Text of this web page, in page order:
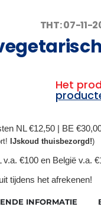
THT: 07-11-
Het
NL €12,50 | BE
IJskoud thuisbezorgd!)
v.a. €100 en België v.a.
uit tijdens het afrekenen!
INFORMATIE